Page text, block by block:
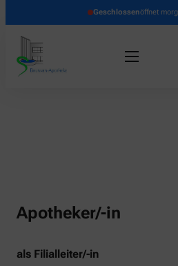
Geschlossenöffnet
Apotheker/-in
als Filialleiter/-in